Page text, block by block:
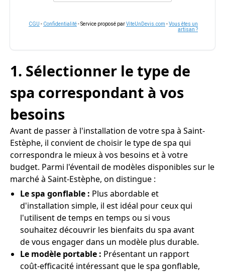
CGU - Confidentialité- Service proposé parViteUnDevis.com -Vous êtes un
artisan ?
1. Sélectionner le type de
spa correspondant à vos
besoins
Avant de passer à l'installation de votre spa à Saint-
Estèphe, il convient de choisir le type de spa qui
correspondra le mieux à vos besoins et à votre
budget. Parmi l'éventail de modèles disponibles sur le
marché à Saint-Estèphe, on distingue :
Le spa gonflable : Plus abordable et
d'installation simple, il est idéal pour ceux qui
l'utilisent de temps en temps ou si vous
souhaitez découvrir les bienfaits du spa avant
de vous engager dans un modèle plus durable.
Le modèle portable : Présentant un rapport
coût-efficacité intéressant que le spa gonflable,